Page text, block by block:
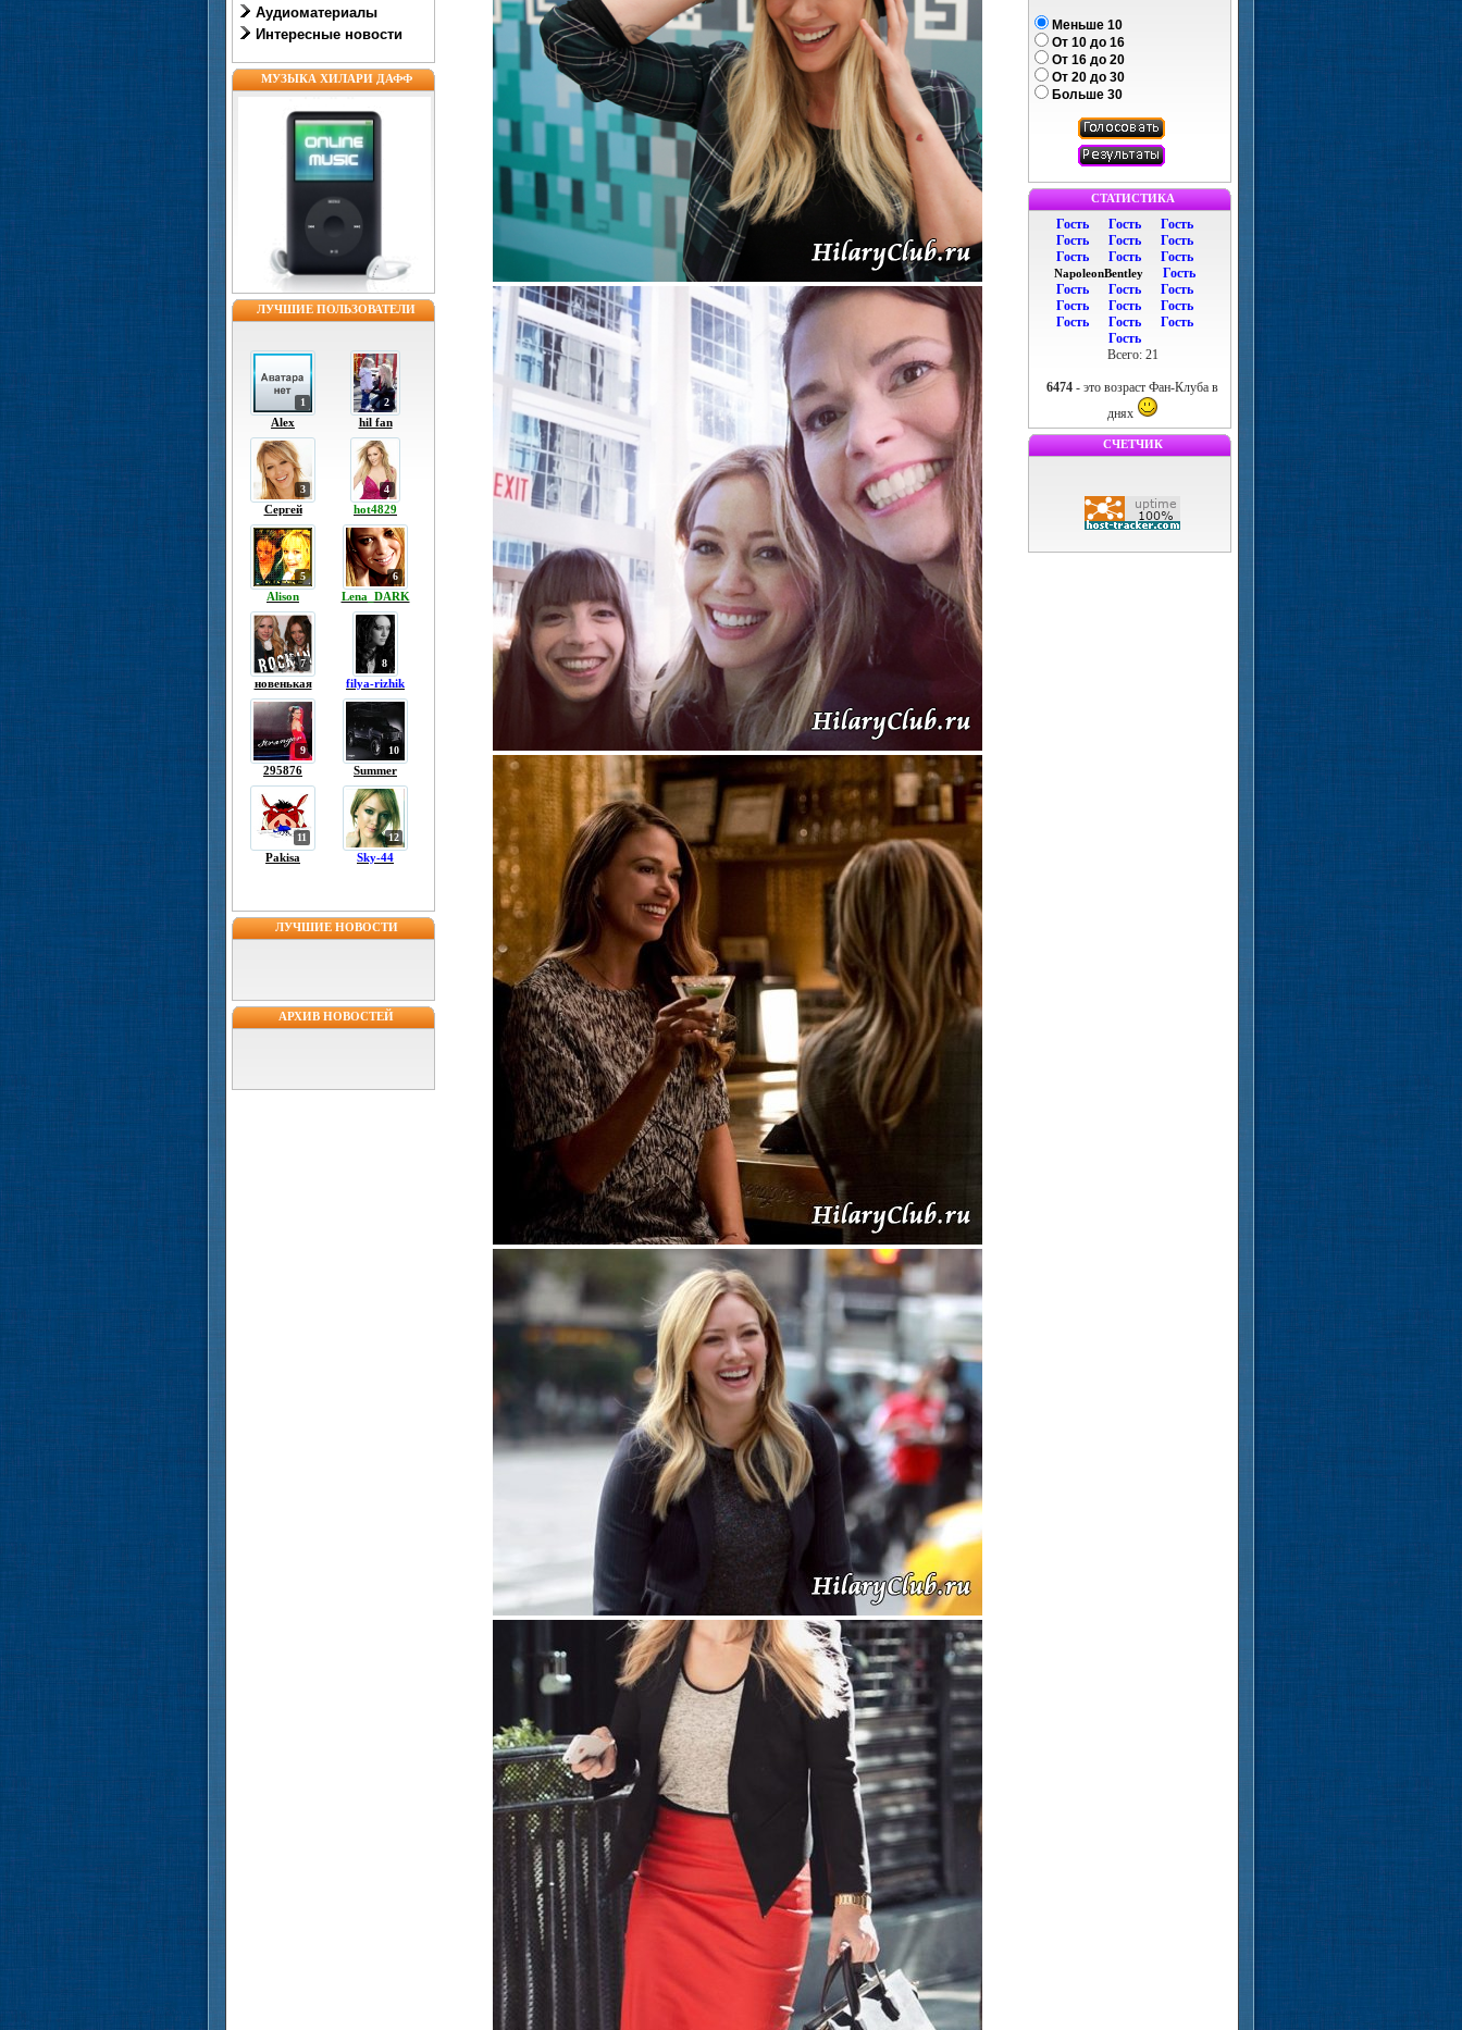
Аудиоматериалы
Интересные новости
МУЗЫКА ХИЛАРИ ДАФФ
ЛУЧШИЕ ПОЛЬЗОВАТЕЛИ
1
Alex
2
hil fan
3
Сергей
4
hot4829
5
Alison
6
Lena_DARK
7
новенькая
8
filya-rizhik
9
295876
10
Summer
11
Pakisa
12
Sky-44
ЛУЧШИЕ НОВОСТИ
АРХИВ НОВОСТЕЙ
Меньше 10
От 10 до 16
От 16 до 20
От 20 до 30
Больше 30
СТАТИСТИКА
Гость Гость
Гость
Гость
Гость
Гость
Гость
Гость Гость
NapoleonBentley
Гость
Гость
Гость
Гость
Гость
Гость
Гость
Гость
Гость
Гость
Гость
Всего: 21
6474 - это возраст Фан-Клуба в
днях
СЧЕТЧИК